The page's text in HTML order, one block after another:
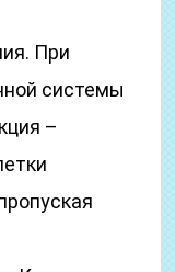
При
системы
–